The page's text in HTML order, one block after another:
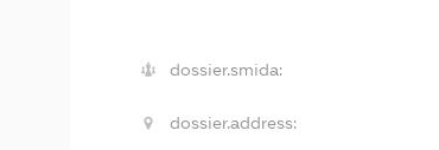
dossier.smida:
dossier.address: